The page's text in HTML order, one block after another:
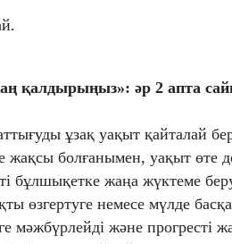
қалдырыңыз»: әр 2 апта
ұзақ уақыт қайталай
жақсы болғанымен, уақыт өте
бұлшықетке жаңа жүктеме
өзгертуге немесе мүлде
мәжбүрлейді және прогресті